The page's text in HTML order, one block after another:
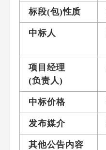
标段(包)性质
中标人
项目经理
(负责人)
中标价格
发布媒介
其他公告内容